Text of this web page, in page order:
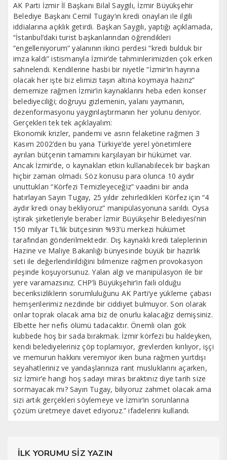
AK Parti İzmir İl Başkanı Bilal Saygılı, İzmir Büyükşehir
Belediye Başkanı Cemil Tugay’ın kredi onayları ile ilgili
iddialarına açıklık getirdi. Başkan Saygılı, yaptığı açıklamada,
“İstanbul’daki turist başkanlarından öğrendikleri
“engelleniyorum” yalanının ikinci perdesi “kredi bulduk bir
imza kaldı” istismarıyla İzmir’de tahminlerimizden çok erken
sahnelendi. Kendilerine hasbi bir niyetle “İzmir’in hayrına
olacak her işte biz elimizi taşın altına koymaya hazırız”
dememize rağmen İzmir’in kaynaklarını heba eden konser
belediyeciliği; doğruyu gizlemenin, yalanı yaymanın,
dezenformasyonu yaygınlaştırmanın her yolunu deniyor.
Gerçekleri tek tek açıklayalım:
Ekonomik krizler, pandemi ve asrın felaketine rağmen 3
Kasım 2002’den bu yana Türkiye’de yerel yönetimlere
ayrılan bütçenin tamamını karşılayan bir hükümet var.
Ancak İzmir’de, o kaynakları etkin kullanabilecek bir başkan
hiçbir zaman olmadı. Söz konusu para olunca 10 aydır
unuttukları “Körfezi Temizleyeceğiz” vaadini bir anda
hatırlayan Sayın Tugay, 25 yıldır zehirledikleri Körfez için “4
aydır kredi onay bekliyoruz” manipülasyonuna sarıldı. Oysa
iştirak şirketleriyle beraber İzmir Büyükşehir Belediyesi’nin
150 milyar TL’lik bütçesinin %93’ü merkezi hükümet
tarafından gönderilmektedir. Dış kaynaklı kredi taleplerinin
Hazine ve Maliye Bakanlığı bünyesinde büyük bir hazırlık
seti ile değerlendirildiğini bilmenize rağmen provokasyon
peşinde koşuyorsunuz. Yalan algı ve manipülasyon ile bir
yere varamazsınız. CHP’li Büyükşehir’in faili olduğu
beceriksizliklerin sorumluluğunu AK Parti’ye yükleme çabası
hemşerilerimiz nezdinde bir ciddiyet bulmuyor. Son olarak
onlar toprak olacak ama biz de onurlu kalacağız demişsiniz.
Elbette her nefis ölümü tadacaktır. Önemli olan gök
kubbede hoş bir sada bırakmak. İzmir körfezi bu haldeyken,
kendi belediyeleriniz çöp toplamıyor, grevlerden kırılıyor, işçi
ve memurun hakkını veremiyor iken buna rağmen yurtdışı
seyahatleriniz ve yandaşlarınıza rant musluklarını açarken,
siz İzmir’e hangi hoş sadayı miras bıraktınız diye tarih size
sormayacak mı? Sayın Tugay, biliyoruz zahmet olacak ama
sizi artık gerçekleri söylemeye ve İzmir’in sorunlarına
çözüm üretmeye davet ediyoruz.” ifadelerini kullandı.
İLK YORUMU SİZ YAZIN